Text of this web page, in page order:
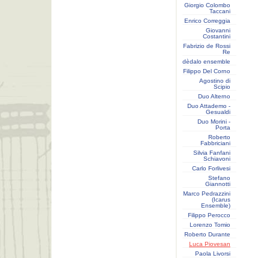
Giorgio Colombo
Taccani
Enrico Correggia
Giovanni
Costantini
Fabrizio de Rossi
Re
dèdalo ensemble
Filippo Del Corno
Agostino di
Scipio
Duo Alterno
Duo Attademo -
Gesualdi
Duo Morini -
Porta
Roberto
Fabbriciani
Silvia Fanfani
Schiavoni
Carlo Forlivesi
Stefano
Giannotti
Marco Pedrazzini
(Icarus
Ensemble)
Filippo Perocco
Lorenzo Tomio
Roberto Durante
Luca Piovesan
Paola Livorsi